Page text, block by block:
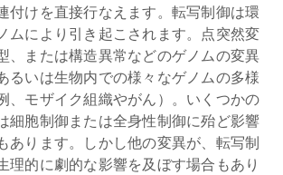
付けを直接行なえます。転写制御は環
ムにより引き起こされます。点突然変
、または構造異常などのゲノムの変異
るいは生物内での様々なゲノムの多様
、モザイク組織やがん）。いくつかの
細胞制御または全身性制御に殆ど影響
あります。しかし他の変異が、転写制
理的に劇的な影響を及ぼす場合もあり